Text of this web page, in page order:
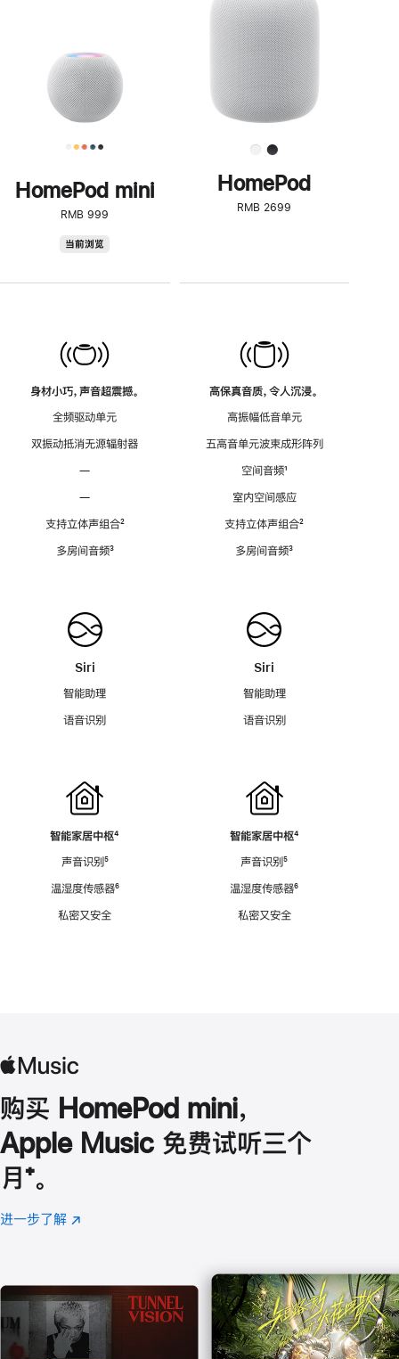
HomePod mini
RMB 999
当前浏览
身材小巧，声音超震撼。
全频驱动单元
双振动抵消无源辐射器
—
—
支持立体声组合脚
²
多房间音频脚
³
Siri
智能助理
语音识别
智能家居中枢脚
⁴
声音识别脚
⁵
温湿度传感器脚
⁶
私密又安全
了
解
HomePod<
HomePod
RMB 2699
高保真音质，令人沉浸。
高振幅低音单元
五高音单元波束成形阵列
空间音频脚
¹
室内空间感应
支持立体声组合脚
²
多房间音频脚
³
Siri
智能助理
语音识别
智能家居中枢脚
⁴
声音识别脚
⁵
温湿度传感器脚
⁶
私密又安全
购买 HomePod mini，
Apple Music 免费试听三个
月 脚
注
⁺。
进一步了解 Apple
(在
口
中
打
开)